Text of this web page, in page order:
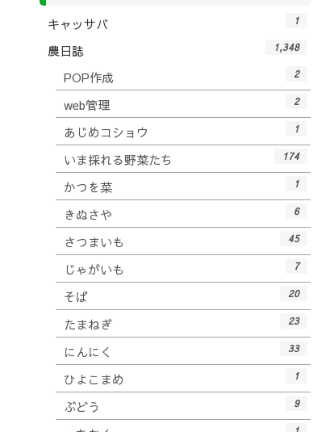
キャッサバ 1
農日誌 1,348
POP作成 2
web管理 2
あじめコショウ 1
いま採れる野菜たち 174
かつを菜 1
きぬさや 6
さつまいも 45
じゃがいも 7
そば 20
たまねぎ 23
にんにく 33
ひよこまめ 1
ぶどう 9